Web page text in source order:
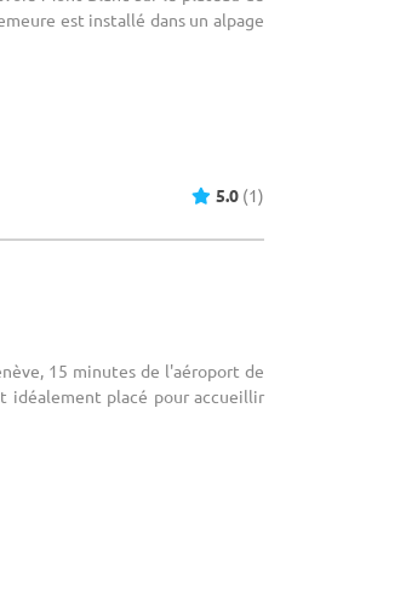
est installé dans un alpage
5.0 (1)
15 minutes de l'aéroport de
idéalement placé pour accueillir